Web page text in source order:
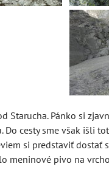
Starucha. Pánko si
Do cesty sme však išli
si predstaviť dostať
meninové pivo na